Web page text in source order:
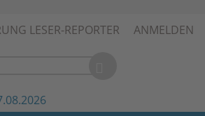
LESER-REPORTER ANMELDEN